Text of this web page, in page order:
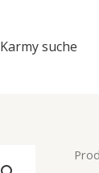
Karmy suche